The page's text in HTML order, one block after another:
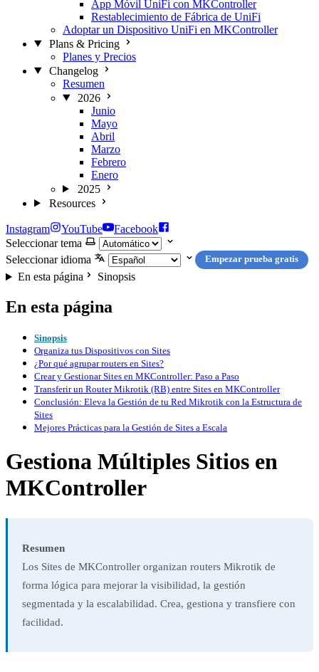
App Móvil UniFi con MKController
Restablecimiento de Fábrica de UniFi
Adoptar un Dispositivo UniFi en MKController
Plans & Pricing
Planes y Precios
Changelog
Resumen
2026
Junio
Mayo
Abril
Marzo
Febrero
Enero
2025
Resources
Instagram YouTube
Facebook
Seleccionar tema
Seleccionar idioma
Empezar prueba gratis
En esta página Sinopsis
En esta página
Sinopsis
Organiza tus Dispositivos con Sites
¿Por qué agrupar routers en Sites?
Crear y Gestionar Sites en MKController: Paso a Paso
Transferir un Router Mikrotik (RB) entre Sites en MKController
Conclusión: Eleva la Gestión de tu Red Mikrotik con la Estructura de
Sites
Mejores Prácticas para la Gestión de Sites a Escala
Gestiona Múltiples Sitios en
MKController
Resumen
Los Sites de MKController organizan routers Mikrotik de
forma lógica para mejorar la visibilidad, la gestión
segmentada y la escalabilidad. Crea, gestiona y transfiere con
facilidad.